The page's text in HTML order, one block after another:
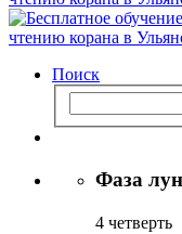
Поиск
Фаза
4 четверть